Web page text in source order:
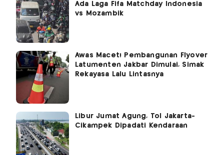
Ada Laga Fifa Matchday Indonesia
vs Mozambik
Awas Macet! Pembangunan Flyover
Latumenten Jakbar Dimulai, Simak
Rekayasa Lalu Lintasnya
Libur Jumat Agung, Tol Jakarta-
Cikampek Dipadati Kendaraan